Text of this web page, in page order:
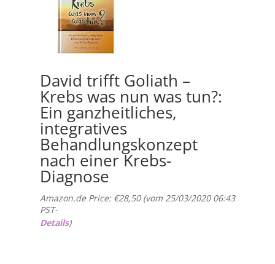
David trifft Goliath –
Krebs was nun was tun?:
Ein ganzheitliches,
integratives
Behandlungskonzept
nach einer Krebs-
Diagnose
Amazon.de Price: €28,50(vom 25/03/2020 06:43
PST-
Details)